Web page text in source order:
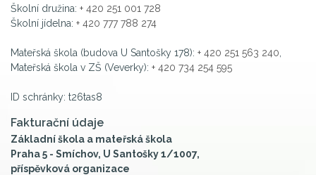
Školní družina: + 420 251 001 728
Školní jídelna: + 420 777 788 274
Mateřská škola (budova U Santošky 178): + 420 251 563 240
Mateřská škola v ZŠ (Veverky): + 420 734 254 595
ID schránky: t26tas8
Fakturační údaje
Základní škola a mateřská škola
Praha 5 - Smíchov, U Santošky 1/1007,
příspěvková organizace